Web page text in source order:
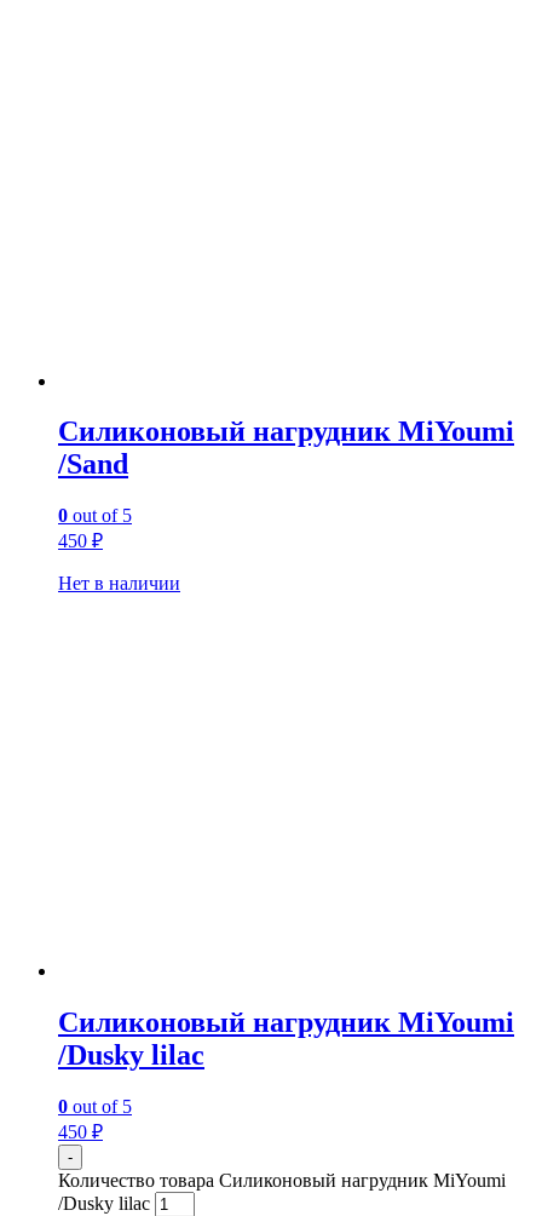
Силиконовый нагрудник MiYoumi
/Sand
0 out of 5
450 ₽
Нет в наличии
Силиконовый нагрудник MiYoumi
/Dusky lilac
0 out of 5
450 ₽
-
Количество товара Силиконовый нагрудник MiYoumi
/Dusky lilac